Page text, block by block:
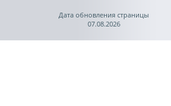
Дата обновления страницы
07.08.2026